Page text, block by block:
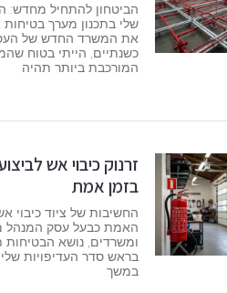
הביטחון להתחיל מחדש:
שלי בתכנון מערך
את המשרד החדש של
כשנתיים, הייתי בטוח
המורכבת ביותר תהיה
זרנוק כיבוי אש
בזמן אמת
החשיבות של ציוד כיבוי
האמת כבעל עסק המנהל
ומשרדים, נושא הבטיחות
בראש סדר העדיפויות
במשך